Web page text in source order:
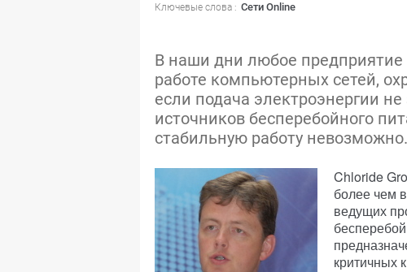
Ключевые слова : Сети Online
В наши дни любое предприятие
работе компьютерных сетей,
если подача электроэнергии
источников бесперебойного
стабильную работу невозможно.
Chloride
более чем
ведущих
критичных